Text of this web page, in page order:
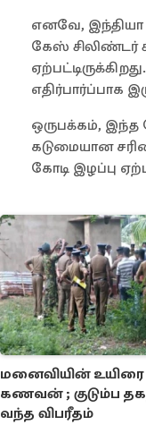
எனவே, இந்தியா
கேஸ் சிலிண்டர்
எதிர்பார்ப்பாக
ஒருபக்கம், இந்த
கடுமையான
கோடி இழப்பு
மனைவியின் உயிரை
கணவன் ; குடும்ப
வந்த விபரீதம்